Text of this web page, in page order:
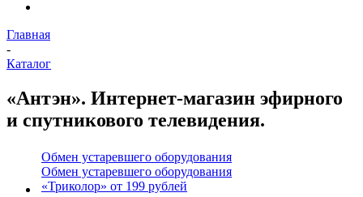
Главная
-
Каталог
«Антэн». Интернет-магазин эфирного
и спутникового телевидения.
Обмен устаревшего оборудования
Обмен устаревшего оборудования
«Триколор» от 199 рублей